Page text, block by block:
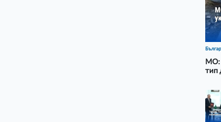
МО:
тип